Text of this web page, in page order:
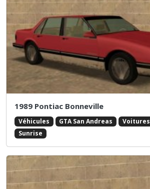
1989 Pontiac Bonneville
Véhicules GTA San Andreas Voitures
Sunrise